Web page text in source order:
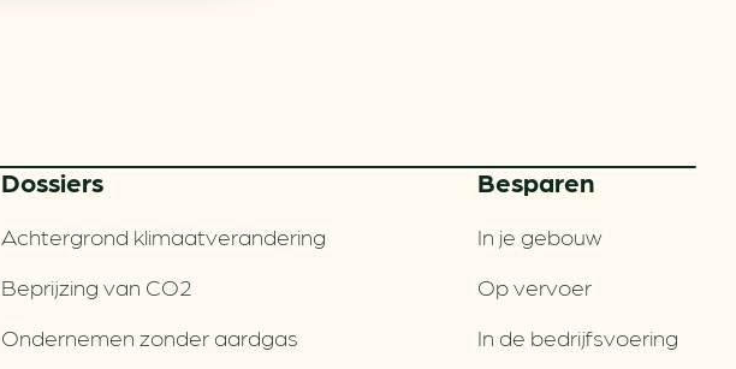
Dossiers
Achtergrond klimaatverandering
Beprijzing van CO2
Ondernemen zonder aardgas
Besparen
In je gebouw
Op vervoer
In de bedrijfsvoering